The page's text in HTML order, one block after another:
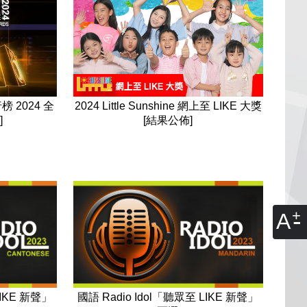
A
2024 全
2024 Little Sunshine 網上至 LIKE 大獎
[結果公佈]
新聲」
國語 Radio Idol「聽眾至 LIKE 新聲」